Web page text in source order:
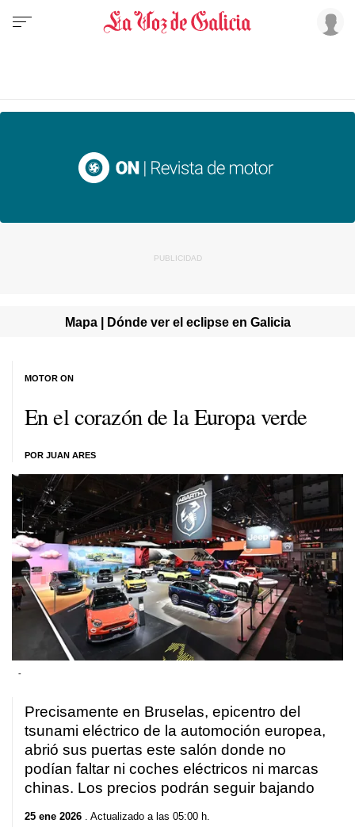
Mapa | Dónde ver el eclipse en Galicia
En el corazón de la Europa verde
POR JUAN ARES
MOTOR ON
-
Precisamente en Bruselas, epicentro del
tsunami eléctrico de la automoción europea,
abrió sus puertas este salón donde no
podían faltar ni coches eléctricos ni marcas
chinas. Los precios podrán seguir bajando
25 ene 2026 . Actualizado a las 05:00 h.